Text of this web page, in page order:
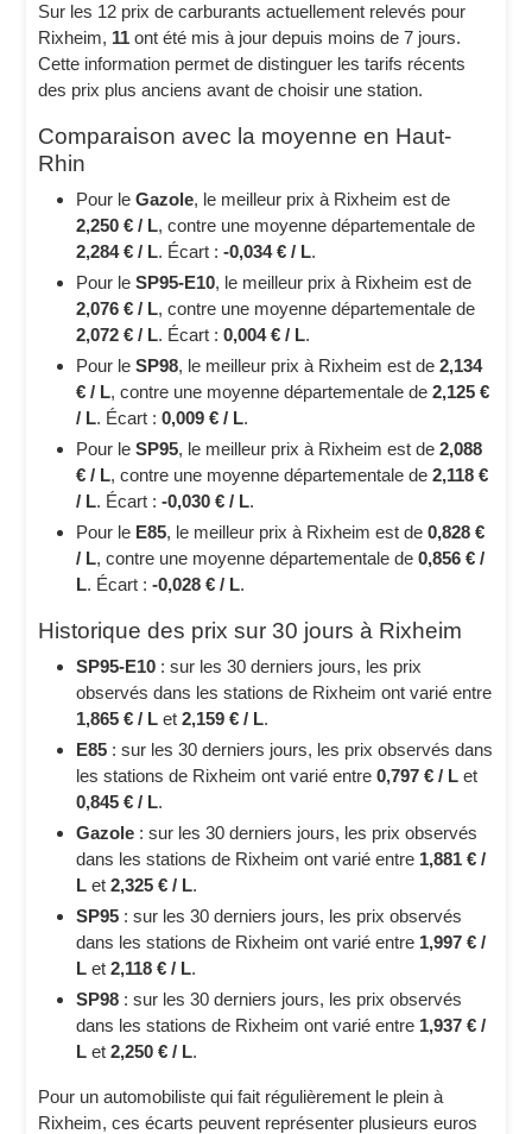
Sur les 12 prix de carburants actuellement relevés pour
Rixheim, 11 ont été mis à jour depuis moins de 7 jours.
Cette information permet de distinguer les tarifs récents
des prix plus anciens avant de choisir une station.
Comparaison avec la moyenne en Haut-
Rhin
Pour leGazole, le meilleur prix à Rixheim est de
2,250 € / L, contre une moyenne départementale de
2,284 € / L. Écart :-0,034 € / L.
Pour leSP95-E10, le meilleur prix à Rixheim est de
2,076 € / L, contre une moyenne départementale de
2,072 € / L. Écart :0,004 € / L.
Pour leSP98, le meilleur prix à Rixheim est de2,134
€ / L, contre une moyenne départementale de2,125 €
/ L. Écart :0,009 € / L.
Pour leSP95, le meilleur prix à Rixheim est de2,088
€ / L, contre une moyenne départementale de2,118 €
/ L. Écart :-0,030 € / L.
Pour le E85, le meilleur prix à Rixheim est de0,828 €
/ L, contre une moyenne départementale de0,856 € /
L. Écart :-0,028 € / L.
Historique des prix sur 30 jours à Rixheim
SP95-E10 : sur les 30 derniers jours, les prix
observés dans les stations de Rixheim ont varié entre
1,865 € / L et2,159 € / L.
E85 : sur les 30 derniers jours, les prix observés dans
les stations de Rixheim ont varié entre0,797 € / L et
0,845 € / L.
Gazole : sur les 30 derniers jours, les prix observés
dans les stations de Rixheim ont varié entre 1,881 € /
L et2,325 € / L.
SP95 : sur les 30 derniers jours, les prix observés
dans les stations de Rixheim ont varié entre 1,997 € /
L et2,118 € / L.
SP98 : sur les 30 derniers jours, les prix observés
dans les stations de Rixheim ont varié entre 1,937 € /
L et2,250 € / L.
Pour un automobiliste qui fait régulièrement le plein à
Rixheim, ces écarts peuvent représenter plusieurs euros